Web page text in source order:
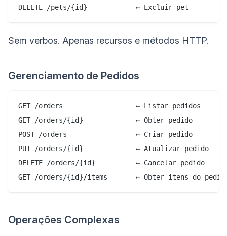
Sem verbos. Apenas recursos e métodos HTTP.
Gerenciamento de Pedidos
GET /orders                  ← Listar pedidos
GET /orders/{id}             ← Obter pedido
POST /orders                 ← Criar pedido
PUT /orders/{id}             ← Atualizar pedido
DELETE /orders/{id}          ← Cancelar pedido
Operações Complexas